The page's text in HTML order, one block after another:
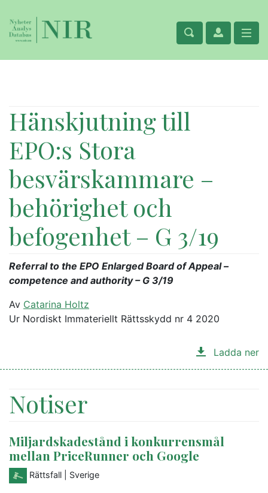
Hänskjutning till
EPO:s Stora
besvärskammare –
behörighet och
befogenhet – G 3/19
Referral to the EPO Enlarged Board of Appeal –
competence and authority – G 3/19
Av Catarina Holtz
Ur Nordiskt Immateriellt Rättsskydd nr 4 2020
Ladda ner
Notiser
Miljardskadestånd i konkurrensmål
mellan PriceRunner och Google
Rättsfall | Sverige